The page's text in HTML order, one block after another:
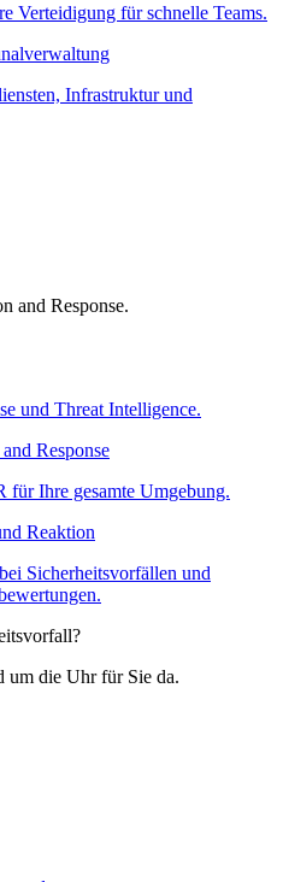
Verteidigung für schnelle Teams.
Infrastruktur und
and Response.
und Threat Intelligence.
Response
für Ihre gesamte Umgebung.
Reaktion
Sicherheitsvorfällen und
um die Uhr für Sie da.